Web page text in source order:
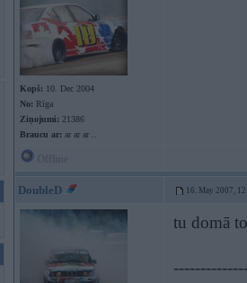
Kopš: 10. Dec 2004
No: Rīga
Ziņojumi: 21386
Braucu ar: ar ar ar ..
DoubleD 16. May 2007,
tu domā